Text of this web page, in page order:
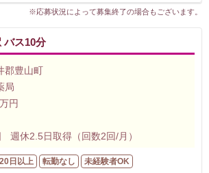
※応募状況によって募集終了の場合もございます。
バス10分
郡豊山町
局
円
週休2.5日取得（回数2回/月）
日以上 転勤なし 未経験者OK